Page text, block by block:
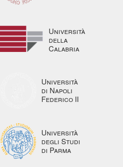
Università
della
Calabria
Università
di Napoli
Federico II
Università
degli Studi
di Parma